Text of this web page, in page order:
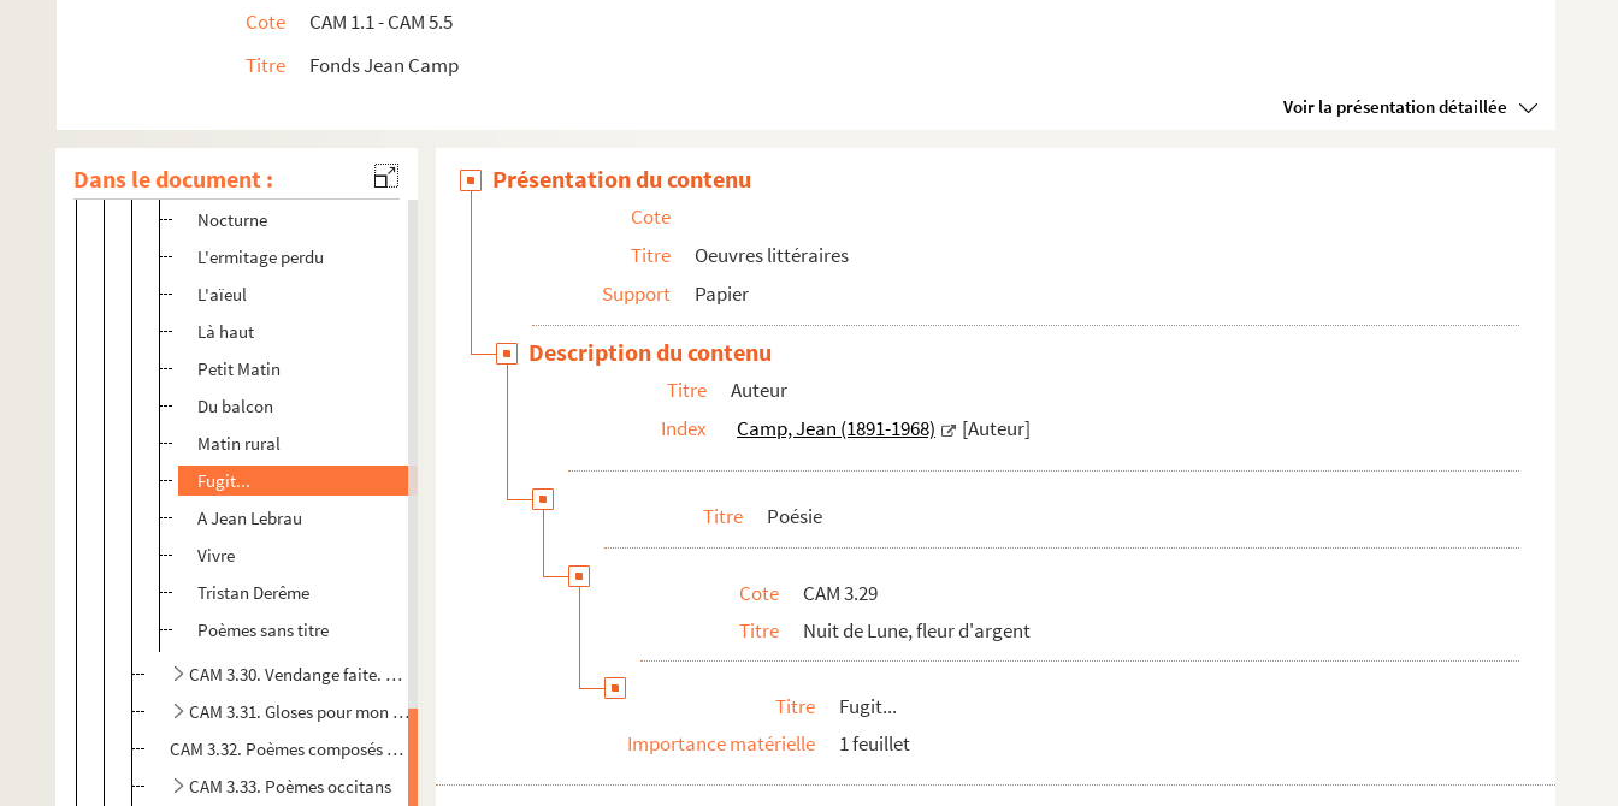
Cote
CAM 1.1 - CAM 5.5
Titre
Fonds Jean Camp
Voir la présentation détaillée
Dans le document :
Octobre
Auto-Stop
Au Christ-Roi
Nocturne
L'ermitage perdu
L'aïeul
Là haut
Petit Matin
Du balcon
Matin rural
Fugit...
A Jean Lebrau
Vivre
Tristan Derême
Poèmes sans titre
CAM 3.30. Vendange faite. Poèmes d'une vie
CAM 3.31. Gloses pour mon pays d'Oc
CAM 3.32. Poèmes composés aux Canaries
CAM 3.33. Poèmes occitans
Présentation du contenu
Cote
Titre
Oeuvres littéraires
Support
Papier
Description du contenu
Titre
Auteur
Index
Camp, Jean (1891-1968) [Auteur]
Titre Poésie
Cote
CAM 3.29
Titre
Nuit de Lune, fleur d'argent
Titre
Fugit...
Importance matérielle
1 feuillet